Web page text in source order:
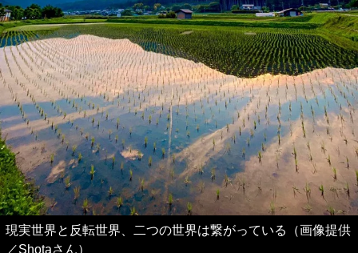
現実世界と反転世界、二つの世界は繋がっている（画像提供
／Shotaさん）